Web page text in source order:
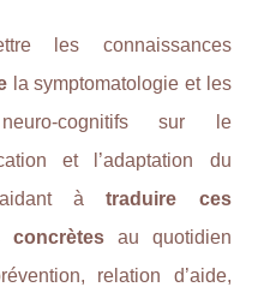
les connaissances
la symptomatologie et les
cognitifs sur le
et l’adaptation du
aidant àtraduire ces
concrètesau quotidien
relation d’aide,